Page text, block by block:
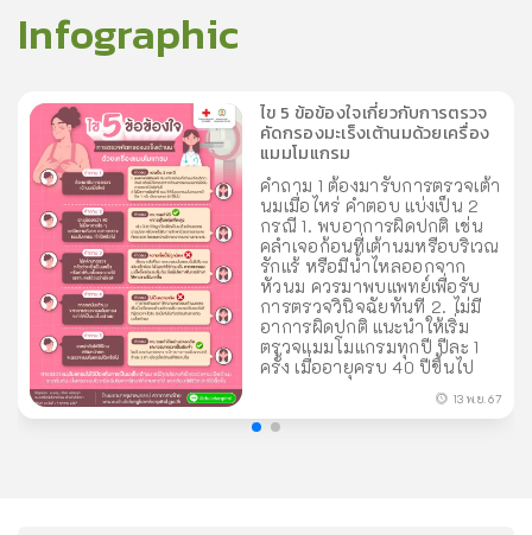
Infographic
ไข 5 ข้อข้องใจเกี่ยวกับการตรวจ
คัดกรองมะเร็งเต้านมด้วยเครื่อง
แมมโมแกรม
คำถาม 1 ต้องมารับการตรวจเต้า
นมเมื่อไหร่ คำตอบ แบ่งเป็น 2
กรณี 1. พบอาการผิดปกติ เช่น
คลำเจอก้อนที่เต้านมหรือบริเวณ
รักแร้ หรือมีน้ำไหลออกจาก
หัวนม ควรมาพบแพทย์เพื่อรับ
การตรวจวินิจฉัยทันที 2. ไม่มี
อาการผิดปกติ แนะนำให้เริ่ม
ตรวจแมมโมแกรมทุกปี ปีละ 1
ครั้ง เมื่ออายุครบ 40 ปีขึ้นไป
13 พ.ย. 67